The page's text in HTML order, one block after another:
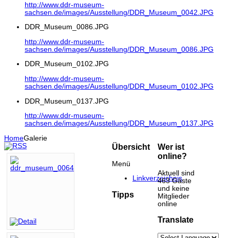
http://www.ddr-museum-
sachsen.de/images/Ausstellung/DDR_Museum_0042.JPG
DDR_Museum_0086.JPG
http://www.ddr-museum-
sachsen.de/images/Ausstellung/DDR_Museum_0086.JPG
DDR_Museum_0102.JPG
http://www.ddr-museum-
sachsen.de/images/Ausstellung/DDR_Museum_0102.JPG
DDR_Museum_0137.JPG
http://www.ddr-museum-
sachsen.de/images/Ausstellung/DDR_Museum_0137.JPG
HomeGalerie
Übersicht
Menü
Linkverzeichnis
Tipps
Wer ist
online?
Aktuell sind
463 Gäste
und keine
Mitglieder
online
Translate